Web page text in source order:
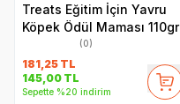
Treats Eğitim İçin Yavru
Köpek Ödül Maması 110gr
(0)
181,25 TL
145,00 TL
Sepette %20 indirim